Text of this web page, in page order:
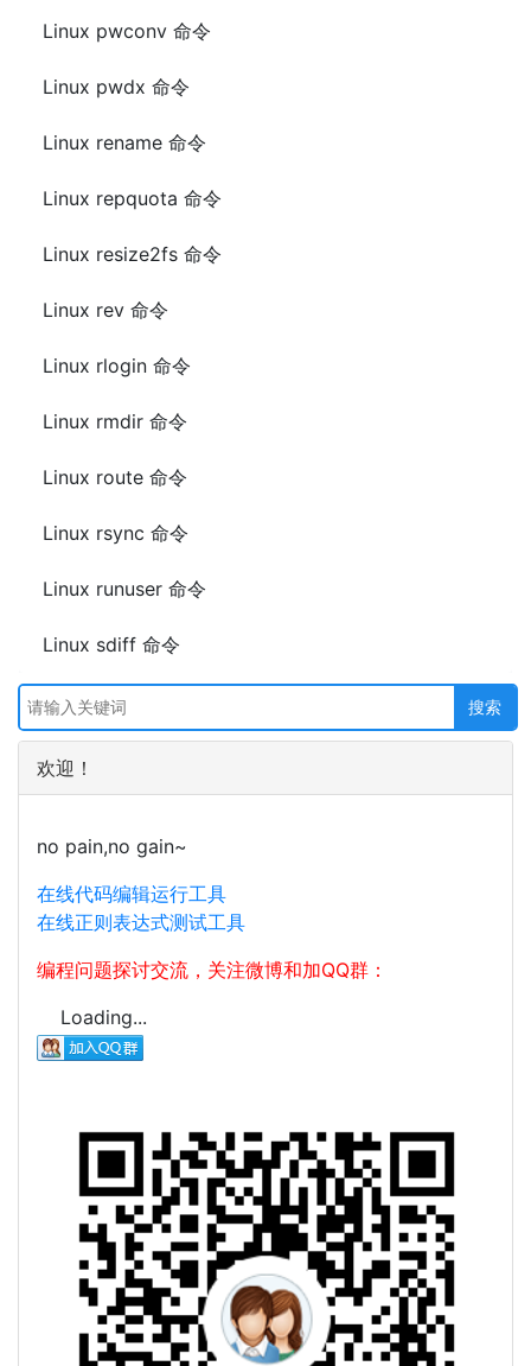
Linux pwconv 命令
Linux pwdx 命令
Linux rename 命令
Linux repquota 命令
Linux resize2fs 命令
Linux rev 命令
Linux rlogin 命令
Linux rmdir 命令
Linux route 命令
Linux rsync 命令
Linux runuser 命令
Linux sdiff 命令
欢迎！
no pain,no gain~
在线代码编辑运行工具
在线正则表达式测试工具
编程问题探讨交流，关注微博和加QQ群：
Loading...